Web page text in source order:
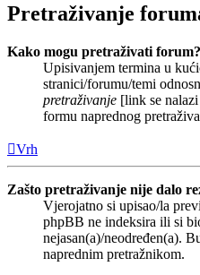
Pretraživanje
Kako mogu pretraživati forum?
Upisivanjem termina u
stranici/forumu/temi
pretraživanje [link se
formu naprednog
Vrh
Zašto pretraživanje nije dalo
Vjerojatno si upisao/la
phpBB ne indeksira ili si
nejasan(a)/neodređen(a).
naprednim pretražnikom.